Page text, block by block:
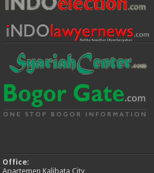
Office:
Apartemen Kalibata City